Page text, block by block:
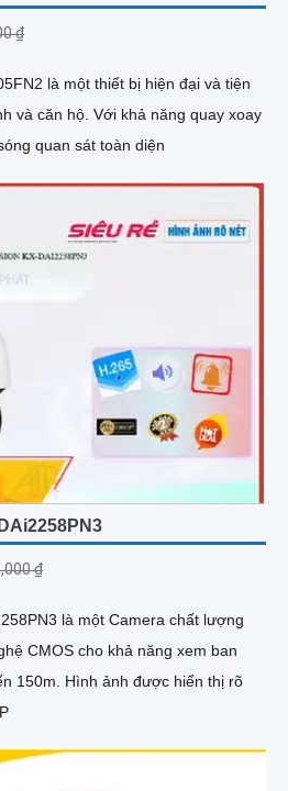
₫
là một thiết bị hiện đại và tiện
năng quay xoay
quan sát toàn diện
₫
là một Camera chất lượng
CMOS cho khả năng xem ban
hiển thị rõ